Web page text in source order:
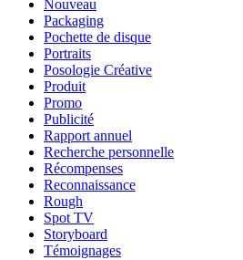
Nouveau
Packaging
Pochette de disque
Portraits
Posologie Créative
Produit
Promo
Publicité
Rapport annuel
Recherche personnelle
Récompenses
Reconnaissance
Rough
Spot TV
Storyboard
Témoignages